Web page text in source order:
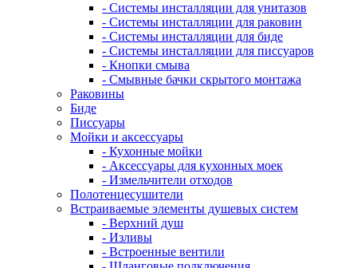
- Системы инсталляции для унитазов
- Системы инсталляции для раковин
- Системы инсталляции для биде
- Системы инсталляции для писсуаров
- Кнопки смыва
- Смывные бачки скрытого монтажа
Раковины
Биде
Писсуары
Мойки и аксессуары
- Кухонные мойки
- Аксессуары для кухонных моек
- Измельчители отходов
Полотенцесушители
Встраиваемые элементы душевых систем
- Верхний душ
- Изливы
- Встроенные вентили